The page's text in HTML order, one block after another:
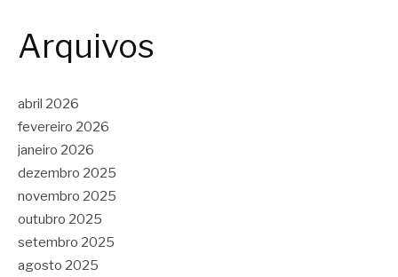
Arquivos
abril 2026
fevereiro 2026
janeiro 2026
dezembro 2025
novembro 2025
outubro 2025
setembro 2025
agosto 2025